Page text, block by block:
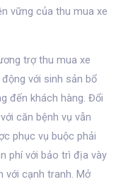
vững của thu mua xe
trợ thu mua xe
với sinh sản bổ
đến khách hàng. Đổi
căn bệnh vụ vẫn
phục vụ buộc phải
phí với bảo trì địa vày
với cạnh tranh. Mở